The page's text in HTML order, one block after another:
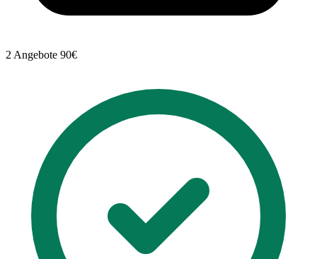
2 Angebote 90€